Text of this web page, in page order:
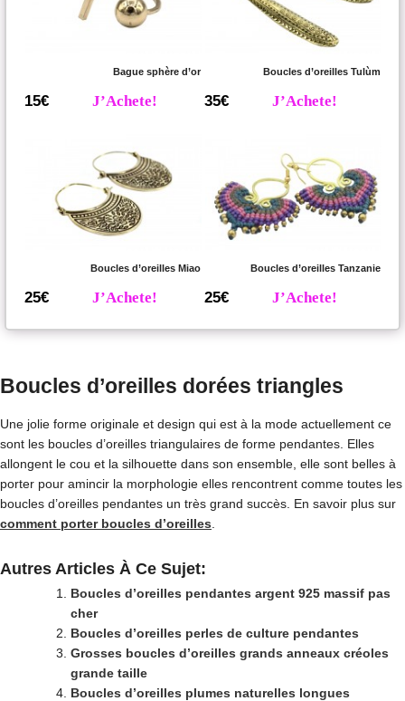
Bague sphère d’or
15€ J’Achete!
Boucles d’oreilles Tulùm
35€ J’Achete!
Boucles d’oreilles Miao
25€ J’Achete!
Boucles d’oreilles Tanzanie
25€ J’Achete!
Boucles d’oreilles dorées triangles
Une jolie forme originale et design qui est à la mode actuellement ce
sont les boucles d’oreilles triangulaires de forme pendantes. Elles
allongent le cou et la silhouette dans son ensemble, elle sont belles à
porter pour amincir la morphologie elles rencontrent comme toutes les
boucles d’oreilles pendantes un très grand succès. En savoir plus sur
comment porter boucles d’oreilles
Autres Articles À Ce Sujet:
Boucles d’oreilles pendantes argent 925 massif pas
cher
Boucles d’oreilles perles de culture pendantes
Grosses boucles d’oreilles grands anneaux créoles
grande taille
Boucles d’oreilles plumes naturelles longues